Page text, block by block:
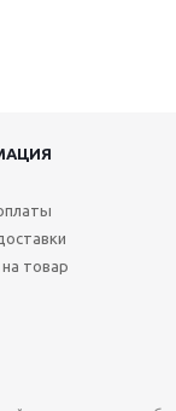
товар